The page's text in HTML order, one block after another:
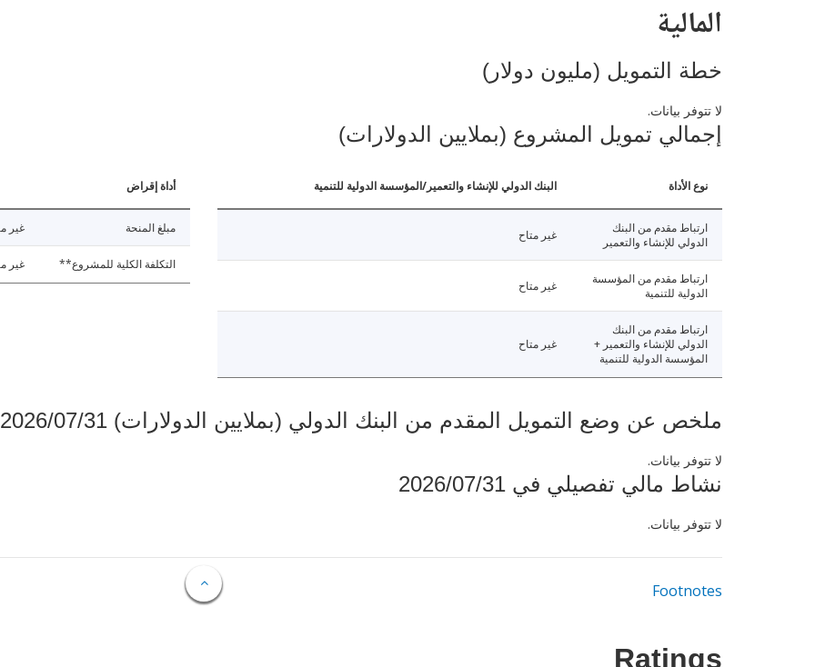
المالية
خطة التمويل (مليون دولار)
لا تتوفر بيانات.
إجمالي تمويل المشروع (بملايين الدولارات)
نوع الأداة البنك الدولي للإنشاء والتعمير/المؤسسة الدولية للتنمية
ارتباط مقدم من البنك
الدولي للإنشاء والتعمير
غير متاح
ارتباط مقدم من المؤسسة
الدولية للتنمية
غير متاح
ارتباط مقدم من البنك
الدولي للإنشاء والتعمير +
المؤسسة الدولية للتنمية
غير متاح
أداة إقراض
مبلغ المنحة غير
التكلفة الكلية للمشروع** غير
ملخص عن وضع التمويل المقدم من البنك الدولي (بملايين الدولارات) 2026/07/31
لا تتوفر بيانات.
نشاط مالي تفصيلي في 2026/07/31
لا تتوفر بيانات.
Footnotes